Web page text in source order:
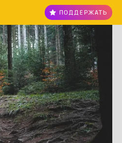
ПОДДЕРЖАТЬ